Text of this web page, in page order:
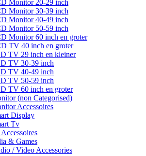
Monitor 20-29 inch
Monitor 30-39 inch
Monitor 40-49 inch
Monitor 50-59 inch
Monitor 60 inch en groter
TV 40 inch en groter
TV 29 inch en kleiner
TV 30-39 inch
TV 40-49 inch
TV 50-59 inch
TV 60 inch en groter
(non Categorised)
Accessoires
Display
Tv
& Games
/ Video Accessories